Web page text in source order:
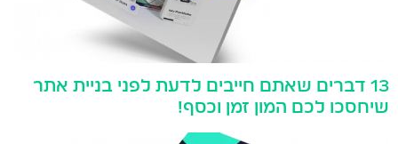
13 דברים שאתם חייבים לדעת לפני בניית אתר
שיחסכו לכם המון זמן וכסף!